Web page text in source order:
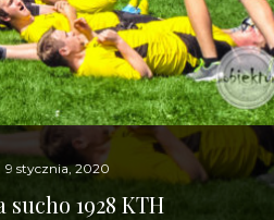
9 stycznia, 2020
1928 KTH